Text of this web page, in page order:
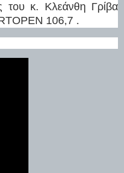
του κ. Κλεάνθη Γρίβα
106,7 .